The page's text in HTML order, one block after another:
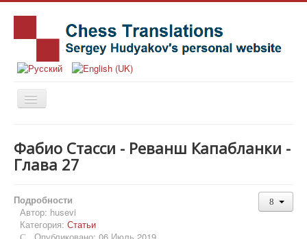
Книги
Статьи
История
Фабио Стасси - Реванш Капабланки -
Глава 27
Подробности
Автор: husevi
Категория: Статьи